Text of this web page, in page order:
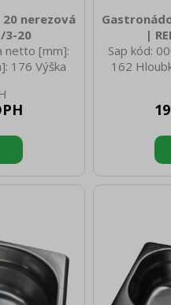
nerezová
3-20
netto [mm]:
176 Výška
Hloubka
[mm]:
zařízení:
[mm]:
[mm]: GN
|
Sap kód:
162
0.27
brutto
Materiál:
Nerezové
40 Velikost